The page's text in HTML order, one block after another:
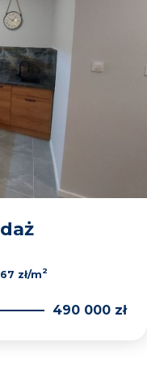
zł/m2
490 000 zł